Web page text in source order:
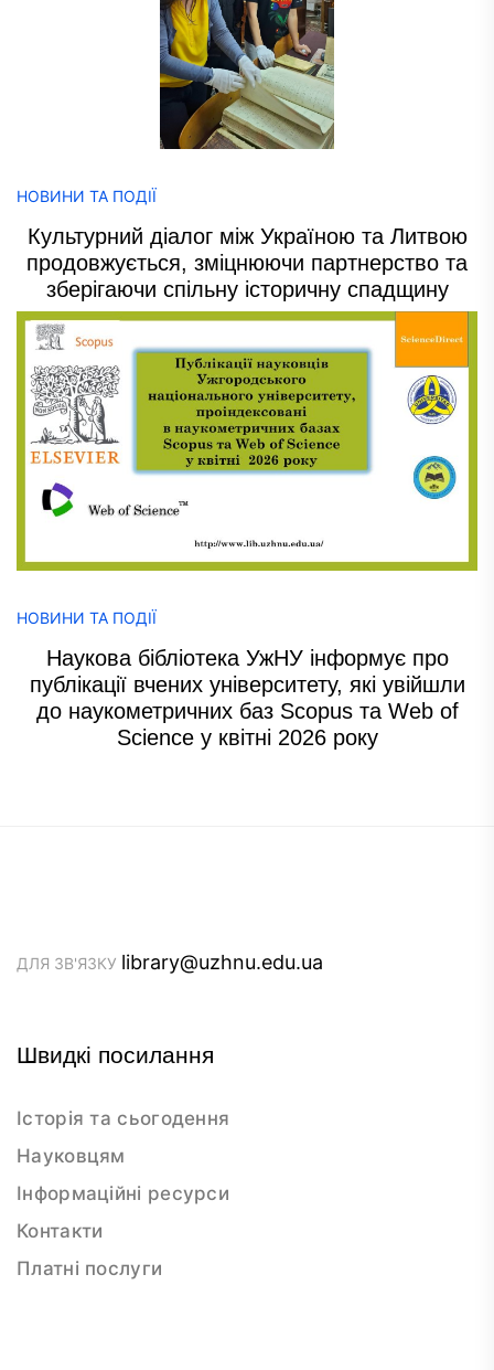
НОВИНИ ТА ПОДІЇ
Культурний діалог між Україною та Литвою
продовжується, зміцнюючи партнерство та
зберігаючи спільну історичну спадщину
НОВИНИ ТА ПОДІЇ
Наукова бібліотека УжНУ інформує про
публікації вчених університету, які увійшли
до наукометричних баз Scopus та Web of
Science у квітні 2026 року
ДЛЯ ЗВ'ЯЗКУ library@uzhnu.edu.ua
Швидкі посилання
Історія та сьогодення
Науковцям
Інформаційні ресурси
Контакти
Платні послуги